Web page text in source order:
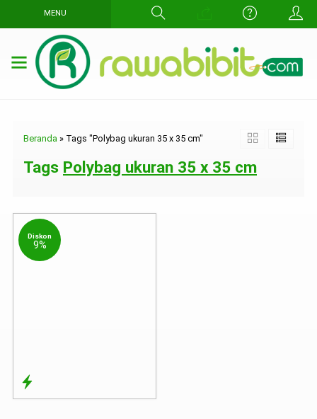
MENU
Beranda » Tags "Polybag ukuran 35 x 35 cm"
Tags Polybag ukuran 35 x 35 cm
Diskon
9%